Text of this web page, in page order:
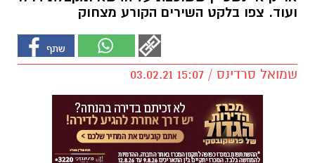
ועוד. צפו בלקט השירים הקורע מצחוק
שמואל סרדינס / 15:07 03.02.21